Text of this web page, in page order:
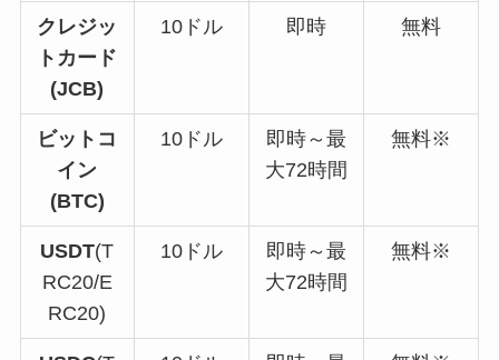
クレジッ
トカード
(JCB)
10ドル 即時 無料
ビットコ
イン
(BTC)
10ドル
即時～最
大72時間
無料※
USDT(T
RC20/E
RC20)
10ドル
即時～最
大72時間
無料※